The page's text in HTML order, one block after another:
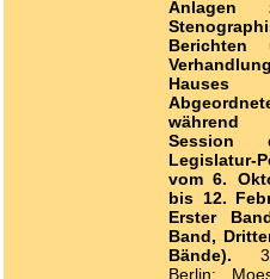
Anlagen
Berichten
Session
Legislatur-
vom 6.
bis 12.
Erster
Band,
Bände). 3
Berlin: